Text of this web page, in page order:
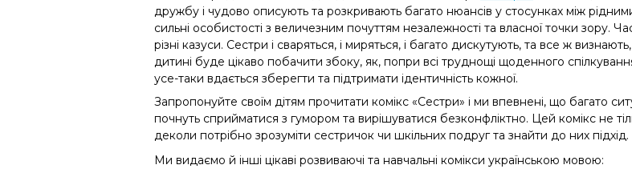
дружбу і чудово описують та розкривають багато нюансів у стосунках між
сильні особистості з величезним почуттям незалежності та власної точки зору.
різні казуси. Сестри і сваряться, і миряться, і багато дискутують, та все ж
дитині буде цікаво побачити збоку, як, попри всі труднощі щоденного
усе-таки вдається зберегти та підтримати ідентичність кожної.
Запропонуйте своїм дітям прочитати комікс «Сестри» і ми впевнені, що багато
почнуть сприйматися з гумором та вирішуватися безконфліктно. Цей комікс не
деколи потрібно зрозуміти сестричок чи шкільних подруг та знайти до них підхід.
Ми видаємо й інші цікаві розвиваючі та навчальні комікси українською мовою: